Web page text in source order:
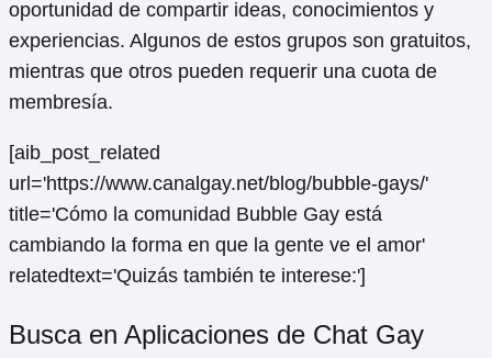
oportunidad de compartir ideas, conocimientos y
experiencias. Algunos de estos grupos son gratuitos,
mientras que otros pueden requerir una cuota de
membresía.
[aib_post_related
url='https://www.canalgay.net/blog/bubble-gays/'
title='Cómo la comunidad Bubble Gay está
cambiando la forma en que la gente ve el amor'
relatedtext='Quizás también te interese:']
Busca en Aplicaciones de Chat Gay